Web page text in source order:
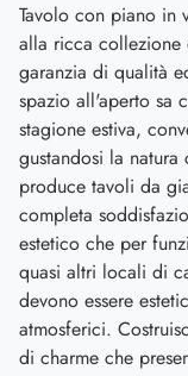
Tavolo con piano in
alla ricca
garanzia di qualità
spazio all'aperto sa
stagione estiva,
gustandosi la
produce tavoli da
completa
estetico che per
quasi altri locali di
devono essere
atmosferici.
di charme che